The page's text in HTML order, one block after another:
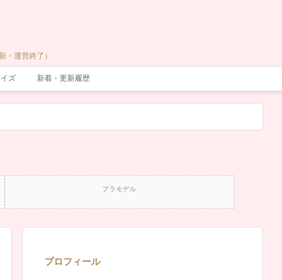
運営終了）
ズ 新着・更新履歴
プラモデル
プロフィール